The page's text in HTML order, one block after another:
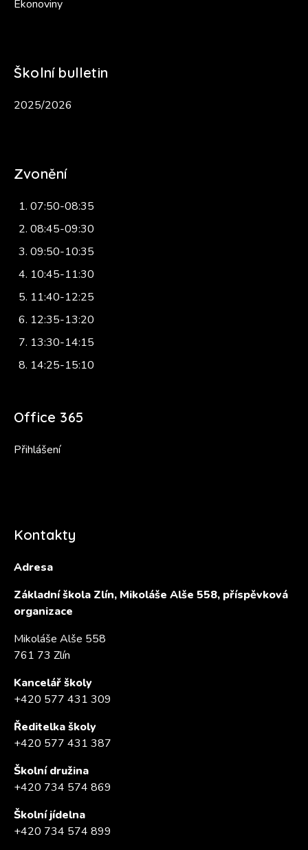
Ekonoviny
Školní bulletin
2025/2026
Zvonění
07:50-08:35
08:45-09:30
09:50-10:35
10:45-11:30
11:40-12:25
12:35-13:20
13:30-14:15
14:25-15:10
Office 365
Přihlášení
Kontakty
Adresa
Základní škola Zlín, Mikoláše Alše 558, příspěvková
organizace
Mikoláše Alše 558
761 73 Zlín
Kancelář školy
+420 577 431 309
Ředitelka školy
+420 577 431 387
Školní družina
+420 734 574 869
Školní jídelna
+420 734 574 899